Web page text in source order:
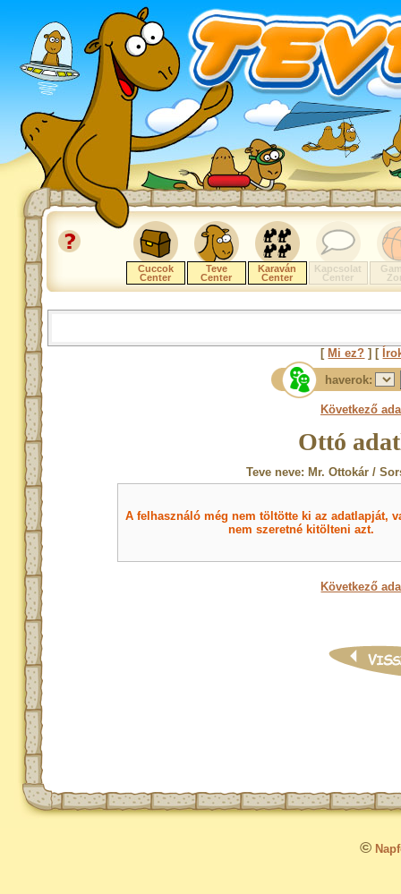
Cuccok
Center
Teve
Center
Karaván
Center
Kapcsolat
Center
[ Mi ez? ] [
haverok:
Következő
Ottó
Teve neve: Mr. Ottokár /
A felhasználó még nem töltötte ki az adatlapját,
nem szeretné kitölteni azt.
Következő
©